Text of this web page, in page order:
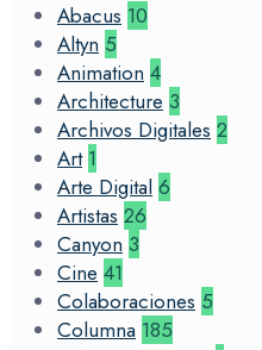
Abacus 10
Altyn 5
Animation 4
Architecture 3
Archivos Digitales 2
Art 1
Arte Digital 6
Artistas 26
Canyon 3
Cine 41
Colaboraciones 5
Columna 185